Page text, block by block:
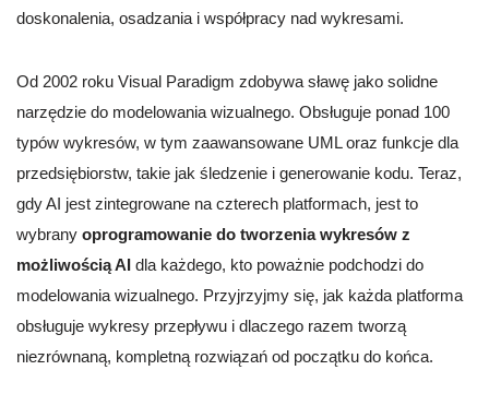
doskonalenia, osadzania i współpracy nad wykresami.
Od 2002 roku Visual Paradigm zdobywa sławę jako solidne
narzędzie do modelowania wizualnego. Obsługuje ponad 100
typów wykresów, w tym zaawansowane UML oraz funkcje dla
przedsiębiorstw, takie jak śledzenie i generowanie kodu. Teraz,
gdy AI jest zintegrowane na czterech platformach, jest to
wybrany oprogramowanie do tworzenia wykresów z
możliwością AI dla każdego, kto poważnie podchodzi do
modelowania wizualnego. Przyjrzyjmy się, jak każda platforma
obsługuje wykresy przepływu i dlaczego razem tworzą
niezrównaną, kompletną rozwiązań od początku do końca.